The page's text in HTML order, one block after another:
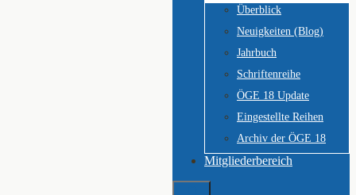
Überblick
Neuigkeiten (Blog)
Jahrbuch
Schriftenreihe
ÖGE 18 Update
Eingestellte Reihen
Archiv der ÖGE 18
Mitgliederbereich
Suchen